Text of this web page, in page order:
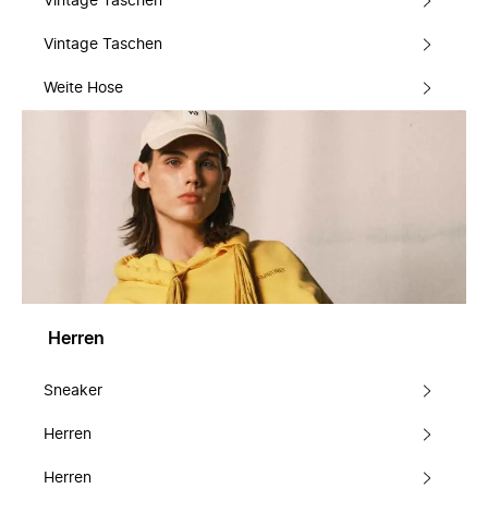
Vintage Taschen
Weite Hose
Herren
Sneaker
Herren
Herren